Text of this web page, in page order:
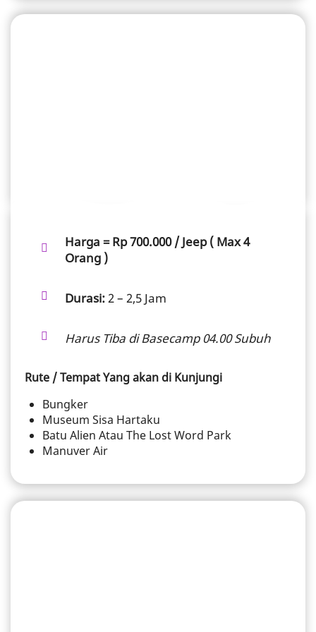
Harga = Rp 700.000 / Jeep ( Max 4
Orang )
Durasi:2 – 2,5 Jam
Harus Tiba di Basecamp 04.00 Subuh
Rute / Tempat Yang akan di Kunjungi
Bungker
Museum Sisa Hartaku
Batu Alien Atau The Lost Word Park
Manuver Air